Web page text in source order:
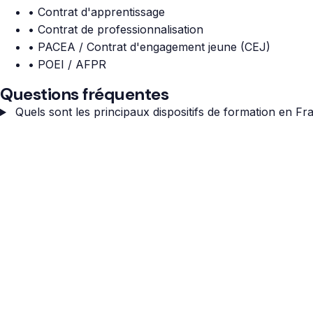
• Contrat d'apprentissage
• Contrat de professionnalisation
• PACEA / Contrat d'engagement jeune (CEJ)
• POEI / AFPR
Questions fréquentes
Quels sont les principaux dispositifs de formation en